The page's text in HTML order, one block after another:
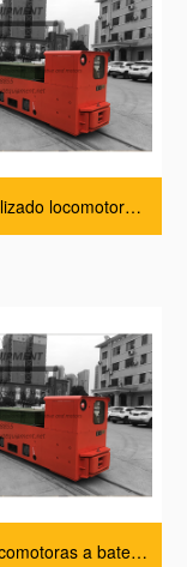
personalizado locomotora eléctrica parámetros técnicos
venta locomotoras a batería especificación técnica